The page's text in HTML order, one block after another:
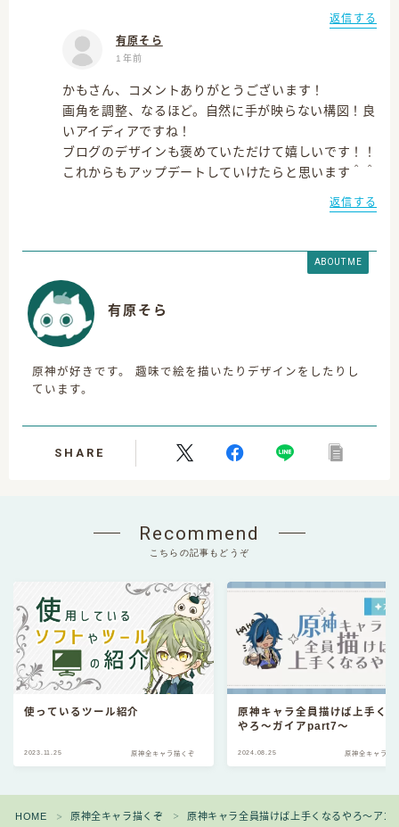
返信する
有原そら
1年前
かもさん、コメントありがとうございます！
画角を調整、なるほど。自然に手が映らない構図！良
いアイディアですね！
ブログのデザインも褒めていただけて嬉しいです！！
これからもアップデートしていけたらと思います＾＾
返信する
ABOUT ME
有原そら
原神が好きです。 趣味で絵を描いたりデザインをしたりし
ています。
SHARE
Recommend
こちらの記事もどうぞ
使っているツール紹介
2023.11.25 原神全キャラ描くぞ
原神キャラ全員描けば上手く
やろ～ガイアpart7～
2024.08.25 原神全キャラ描
HOME ＞ 原神全キャラ描くぞ ＞ 原神キャラ全員描けば上手くなるやろ～アン